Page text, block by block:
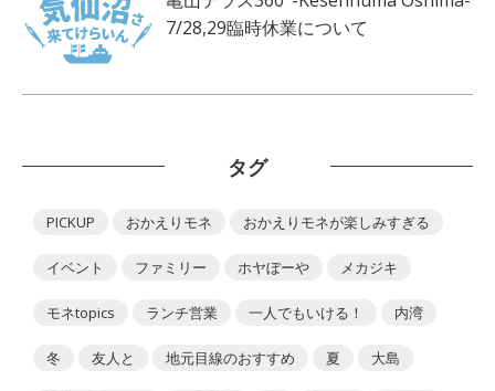
7/28,29臨時休業について
タグ
PICKUP おかえりモネ おかえりモネが楽しみすぎる
イベント ファミリー ホヤぼーや メカジキ
モネtopics ランチ営業 一人でもいける！ 内湾
冬 友人と 地元目線のおすすめ 夏 大島